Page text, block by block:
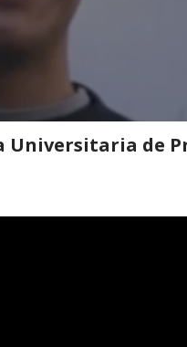
Universitaria de